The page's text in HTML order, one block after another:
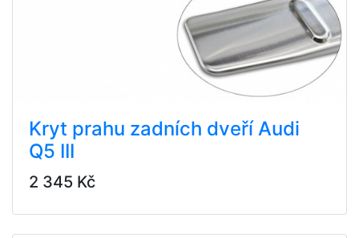
Kryt prahu zadních dveří Audi
Q5 III
2 345 Kč